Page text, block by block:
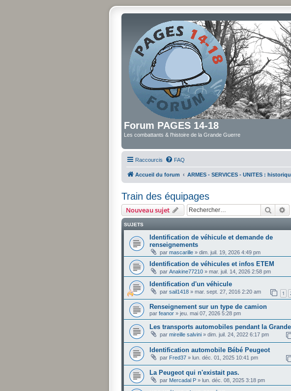
Forum PAGES 14-18
Les combattants & l'histoire de la Grande Guerre
Raccourcis FAQ
Accueil du forum ARMES - SERVICES - UNITES :
Train des équipages
Nouveau sujet
SUJETS
Identification de véhicule et demande de
renseignements
par mascarille » dim. juil. 19, 2026 4:49 pm
Identification de véhicules et infos ETEM
par Anakine77210 » mar. juil. 14, 2026 2:58 pm
Identification d'un véhicule
par sail1418 » mar. sept. 27, 2016 2:20 am 1
Renseignement sur un type de camion
par feanor » jeu. mai 07, 2026 5:28 pm
Les transports automobiles pendant la
par mireille salvini » dim. juil. 24, 2022 6:17 pm
Identification automobile Bébé Peugeot
par Fred37 » lun. déc. 01, 2025 10:41 pm
La Peugeot qui n'existait pas.
par Mercadal P » lun. déc. 08, 2025 3:18 pm